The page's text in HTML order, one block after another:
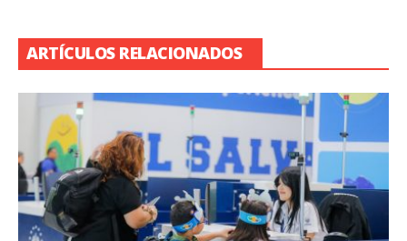
ARTÍCULOS RELACIONADOS